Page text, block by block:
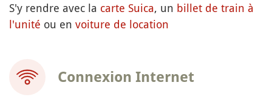
S'y rendre avec la carte Suica, un billet de train à
l'unité ou en voiture de location
Connexion Internet